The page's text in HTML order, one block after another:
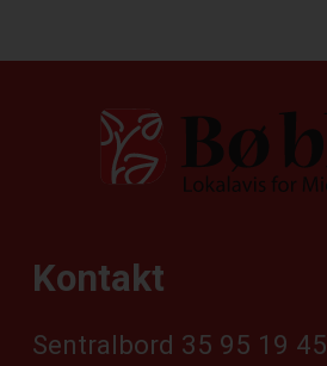
Kontakt
Sentralbord 35 95 19 45